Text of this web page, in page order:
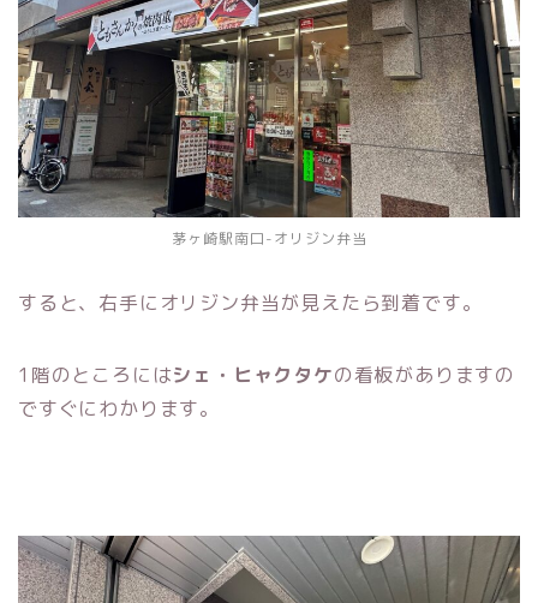
茅ヶ崎駅南口-オリジン弁当
すると、右手にオリジン弁当が見えたら到着です。
1階のところにはシェ・ヒャクタケの看板がありますの
ですぐにわかります。